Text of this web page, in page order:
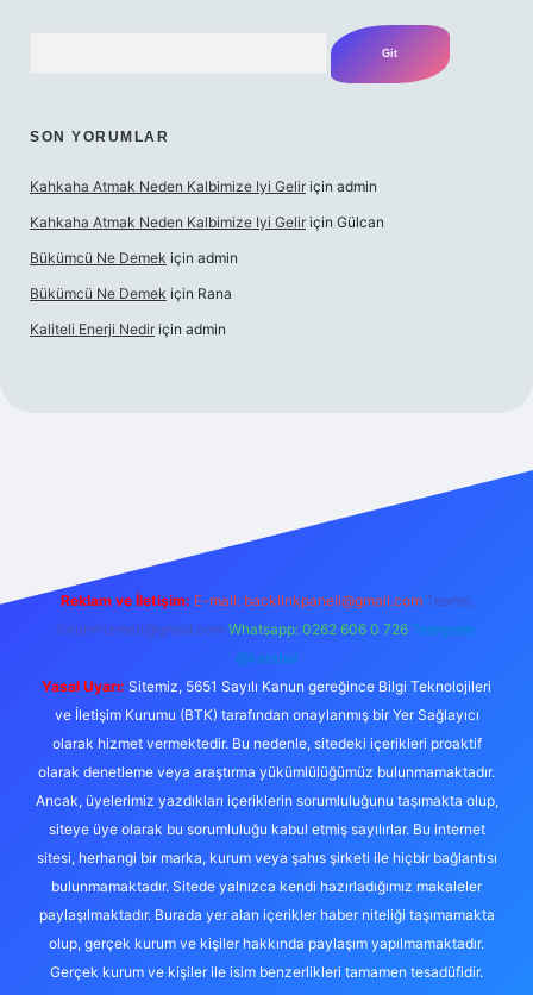
SON YORUMLAR
Kahkaha Atmak Neden Kalbimize Iyi Gelir için admin
Kahkaha Atmak Neden Kalbimize Iyi Gelir için Gülcan
Bükümcü Ne Demek için admin
Bükümcü Ne Demek için Rana
Kaliteli Enerji Nedir için admin
Reklam ve İletişim: E-mail: backlinkpaneli@gmail.com Teams:
forumhizmeti@gmail.com Whatsapp: 0262 606 0 726 Telegram:
@karabul
Yasal Uyarı: Sitemiz, 5651 Sayılı Kanun gereğince Bilgi Teknolojileri
ve İletişim Kurumu (BTK) tarafından onaylanmış bir Yer Sağlayıcı
olarak hizmet vermektedir. Bu nedenle, sitedeki içerikleri proaktif
olarak denetleme veya araştırma yükümlülüğümüz bulunmamaktadır.
Ancak, üyelerimiz yazdıkları içeriklerin sorumluluğunu taşımakta olup,
siteye üye olarak bu sorumluluğu kabul etmiş sayılırlar. Bu internet
sitesi, herhangi bir marka, kurum veya şahıs şirketi ile hiçbir bağlantısı
bulunmamaktadır. Sitede yalnızca kendi hazırladığımız makaleler
paylaşılmaktadır. Burada yer alan içerikler haber niteliği taşımamakta
olup, gerçek kurum ve kişiler hakkında paylaşım yapılmamaktadır.
Gerçek kurum ve kişiler ile isim benzerlikleri tamamen tesadüfidir.